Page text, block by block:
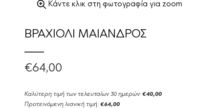
Κάντε κλικ στη φωτογραφία για zoom
ΒΡΑΧΙΟΛΙ ΜΑΙΑΝΔΡΟΣ
€64,00
Καλύτερη τιμή των τελευταίων 30 ημερών: €40,00
Προτεινόμενη λιανική τιμή: €64,00